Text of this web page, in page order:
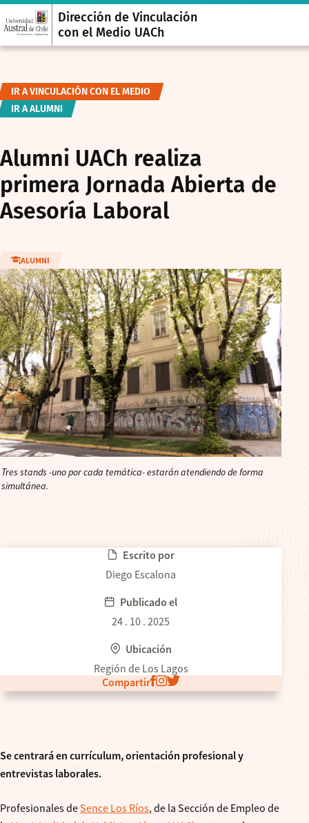
Dirección de Vinculación
con el Medio UACh
IR A VINCULACIÓN CON EL MEDIO
IR A ALUMNI
Alumni UACh realiza
primera Jornada Abierta de
Asesoría Laboral
ALUMNI
Tres stands -uno por cada temática- estarán atendiendo de forma
simultánea.
Se centrará en currículum, orientación profesional y
entrevistas laborales.
Profesionales de Sence Los Ríos, de la Sección de Empleo de
Escrito por
Diego Escalona
Publicado el
24 . 10 . 2025
Ubicación
Región de Los Lagos
Compartir